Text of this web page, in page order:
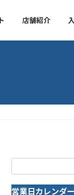
店舗紹介
営業日カレンダー